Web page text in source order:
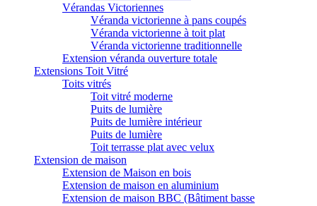
Vérandas Victoriennes
Véranda victorienne à pans coupés
Véranda victorienne à toit plat
Véranda victorienne traditionnelle
Extension véranda ouverture totale
Extensions Toit Vitré
Toits vitrés
Toit vitré moderne
Puits de lumière
Puits de lumière intérieur
Puits de lumière
Toit terrasse plat avec velux
Extension de maison
Extension de Maison en bois
Extension de maison en aluminium
Extension de maison BBC (Bâtiment basse